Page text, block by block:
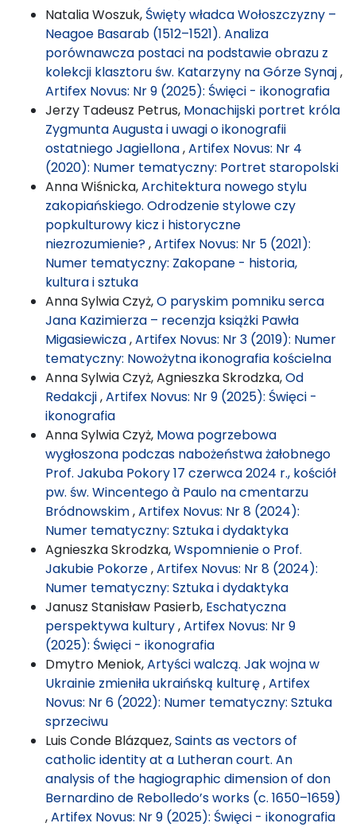
Natalia Woszuk, Święty władca Wołoszczyzny –
Neagoe Basarab (1512–1521). Analiza
porównawcza postaci na podstawie obrazu z
kolekcji klasztoru św. Katarzyny na Górze Synaj,
Artifex Novus: Nr 9 (2025): Święci - ikonografia
Jerzy Tadeusz Petrus, Monachijski portret króla
Zygmunta Augusta i uwagi o ikonografii
ostatniego Jagiellona,Artifex Novus: Nr 4
(2020): Numer tematyczny: Portret staropolski
Anna Wiśnicka,Architektura nowego stylu
zakopiańskiego. Odrodzenie stylowe czy
popkulturowy kicz i historyczne
niezrozumienie?,Artifex Novus: Nr 5 (2021):
Numer tematyczny: Zakopane - historia,
kultura i sztuka
Anna Sylwia Czyż,O paryskim pomniku serca
Jana Kazimierza – recenzja książki Pawła
Migasiewicza,Artifex Novus: Nr 3 (2019): Numer
tematyczny: Nowożytna ikonografia kościelna
Anna Sylwia Czyż, Agnieszka Skrodzka,Od
Redakcji,Artifex Novus: Nr 9 (2025): Święci -
ikonografia
Anna Sylwia Czyż, Mowa pogrzebowa
wygłoszona podczas nabożeństwa żałobnego
Prof. Jakuba Pokory 17 czerwca 2024 r., kościół
pw. św. Wincentego à Paulo na cmentarzu
Bródnowskim,Artifex Novus: Nr 8 (2024):
Numer tematyczny: Sztuka i dydaktyka
Agnieszka Skrodzka,Wspomnienie o Prof.
Jakubie Pokorze,Artifex Novus: Nr 8 (2024):
Numer tematyczny: Sztuka i dydaktyka
Janusz Stanisław Pasierb, Eschatyczna
perspektywa kultury,Artifex Novus: Nr 9
(2025): Święci - ikonografia
Dmytro Meniok,Artyści walczą. Jak wojna w
Ukrainie zmieniła ukraińską kulturę,Artifex
Novus: Nr 6 (2022): Numer tematyczny: Sztuka
sprzeciwu
Luis Conde Blázquez,Saints as vectors of
catholic identity at a Lutheran court. An
analysis of the hagiographic dimension of don
Bernardino de Rebolledo’s works (c. 1650–1659)
,Artifex Novus: Nr 9 (2025): Święci - ikonografia